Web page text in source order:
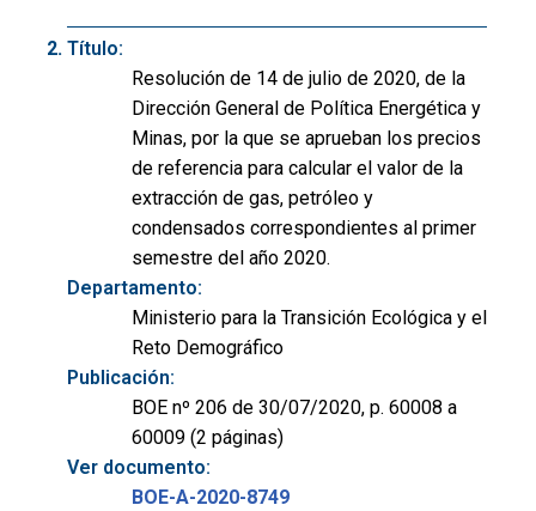
Título:
Resolución de 14 de julio de 2020, de la
Dirección General de Política Energética y
Minas, por la que se aprueban los precios
de referencia para calcular el valor de la
extracción de gas, petróleo y
condensados correspondientes al primer
semestre del año 2020.
Departamento:
Ministerio para la Transición Ecológica y el
Reto Demográfico
Publicación:
BOE nº 206 de 30/07/2020, p. 60008 a
60009 (2 páginas)
Ver documento:
BOE-A-2020-8749